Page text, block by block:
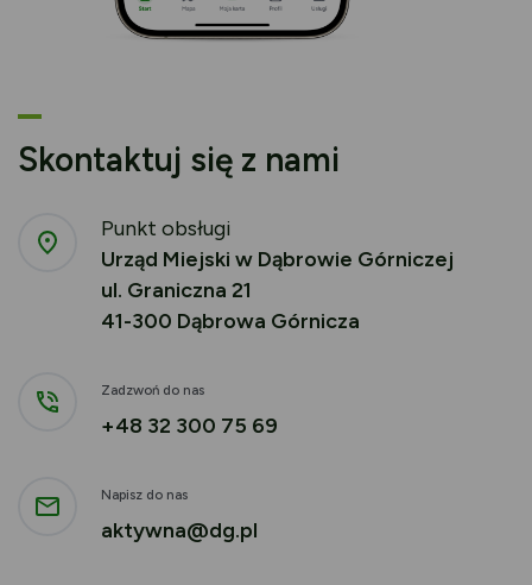
Skontaktuj się z nami
Punkt obsługi
Urząd Miejski w Dąbrowie Górniczej
ul. Graniczna 21
41-300 Dąbrowa Górnicza
Zadzwoń do nas
+48 32 300 75 69
Napisz do nas
aktywna@dg.pl